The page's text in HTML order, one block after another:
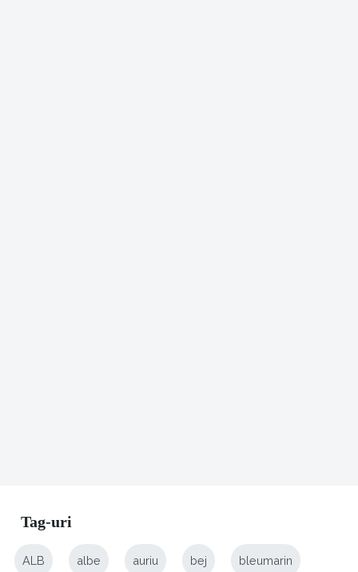
Tag-uri
ALB albe auriu bej bleumarin